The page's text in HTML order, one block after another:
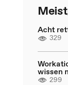
Acht
329
wissen
299